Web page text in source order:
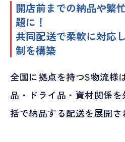
開店前までの納品や繁
題に！
共同配送で柔軟に対応
制を構築
全国に拠点を持つS物流様
品・ドライ品・資材関係
括で納品する配送を展開さ